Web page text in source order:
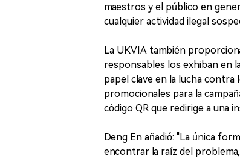
maestros y el público en
cualquier actividad ilegal
La UKVIA también
responsables los exhiban en
papel clave en la lucha
promocionales para la
código QR que redirige a una
Deng En añadió: "La única
encontrar la raíz del